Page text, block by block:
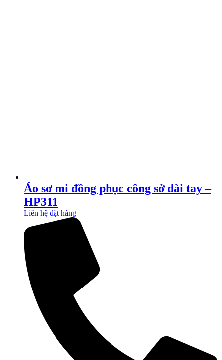
Áo sơ mi đồng phục công sở dài tay –
HP311
Liên hệ đặt hàng